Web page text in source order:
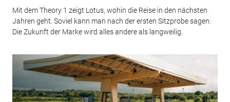
Mit dem Theory 1 zeigt Lotus, wohin die Reise in den nächsten
Jahren geht. Soviel kann man nach der ersten Sitzprobe sagen:
Die Zukunft der Marke wird alles andere als langweilig.